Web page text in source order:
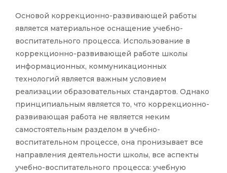
Основой коррекционно-развивающей работы
является материальное оснащение учебно-
воспитательного процесса. Использование в
коррекционно-развивающей работе школы
информационных, коммуникационных
технологий является важным условием
реализации образовательных стандартов. Однако
принципиальным является то, что коррекционно-
развивающая работа не является неким
самостоятельным разделом в учебно-
воспитательном процессе, она пронизывает все
направления деятельности школы, все аспекты
учебно-воспитательного процесса: учебную